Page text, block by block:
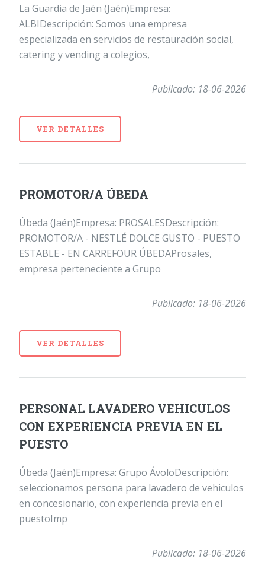
La Guardia de Jaén (Jaén)Empresa:
ALBIDescripción: Somos una empresa
especializada en servicios de restauración social,
catering y vending a colegios,
Publicado: 18-06-2026
VER DETALLES
PROMOTOR/A ÚBEDA
Úbeda (Jaén)Empresa: PROSALESDescripción:
PROMOTOR/A - NESTLÉ DOLCE GUSTO - PUESTO
ESTABLE - EN CARREFOUR ÚBEDAProsales,
empresa perteneciente a Grupo
Publicado: 18-06-2026
VER DETALLES
PERSONAL LAVADERO VEHICULOS
CON EXPERIENCIA PREVIA EN EL
PUESTO
Úbeda (Jaén)Empresa: Grupo ÁvoloDescripción:
seleccionamos persona para lavadero de vehiculos
en concesionario, con experiencia previa en el
puestoImp
Publicado: 18-06-2026